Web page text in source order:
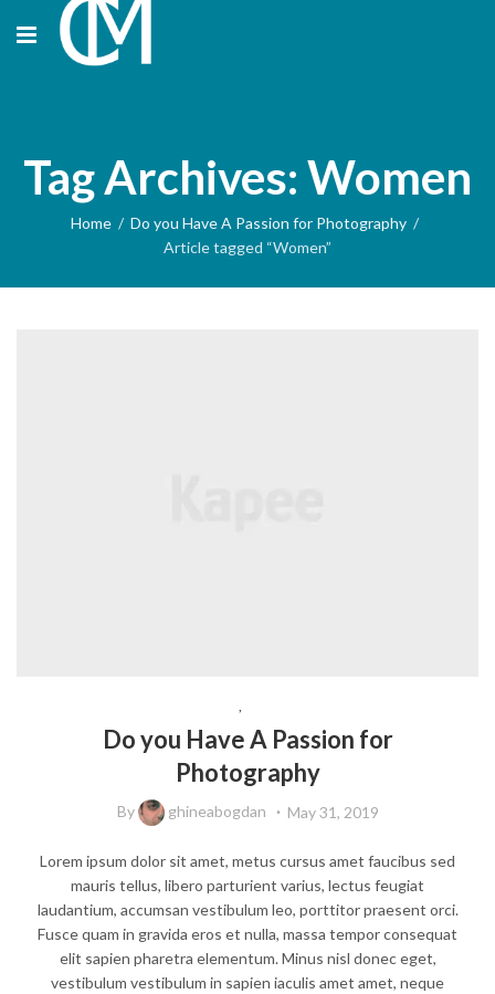
Tag Archives: Women
Home
Do you Have A Passion for Photography
Article tagged “Women”
,
Do you Have A Passion for
Photography
By ghineabogdan May 31, 2019
Lorem ipsum dolor sit amet, metus cursus amet faucibus sed
mauris tellus, libero parturient varius, lectus feugiat
laudantium, accumsan vestibulum leo, porttitor praesent orci.
Fusce quam in gravida eros et nulla, massa tempor consequat
elit sapien pharetra elementum. Minus nisl donec eget,
vestibulum vestibulum in sapien iaculis amet amet, neque